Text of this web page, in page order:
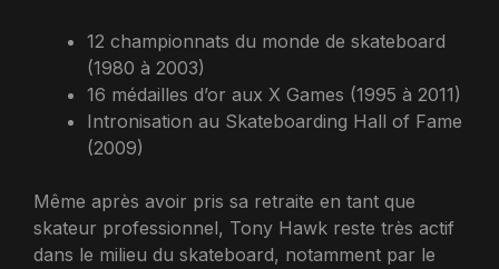
12 championnats du monde de skateboard
(1980 à 2003)
16 médailles d’or aux X Games (1995 à 2011)
Intronisation au Skateboarding Hall of Fame
(2009)
Même après avoir pris sa retraite en tant que
skateur professionnel, Tony Hawk reste très actif
dans le milieu du skateboard, notamment par le